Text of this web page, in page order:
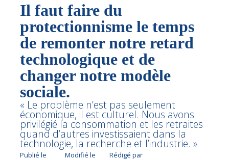
Il faut faire du
protectionnisme le temps
de remonter notre retard
technologique et de
changer notre modèle
sociale.
« Le problème n’est pas seulement
économique, il est culturel. Nous avons
privilégié la consommation et les retraites
quand d’autres investissaient dans la
technologie, la recherche et l’industrie. »
Publié le Modifié le Rédigé par